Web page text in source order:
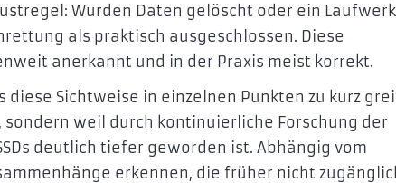
Wurden Daten gelöscht oder ein Laufwerk
als praktisch ausgeschlossen. Diese
anerkannt und in der Praxis meist korrekt.
Sichtweise in einzelnen Punkten zu kurz
weil durch kontinuierliche Forschung der
deutlich tiefer geworden ist. Abhängig vom
erkennen, die früher nicht